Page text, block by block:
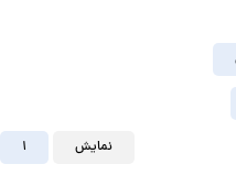
نمایش 1